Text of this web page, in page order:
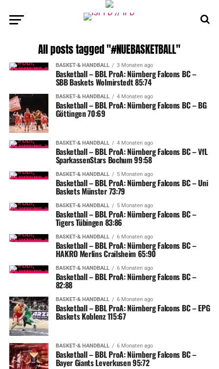
All posts tagged "#NUEBASKETBALL"
BASKET-& HANDBALL 3 Monaten ago
Basketball – BBL ProA: Nürnberg Falcons BC –
SBB Baskets Wolmirstedt 85:74
BASKET-& HANDBALL 4 Monaten ago
Basketball – BBL ProA: Nürnberg Falcons BC – BG
Göttingen 70:69
BASKET-& HANDBALL 4 Monaten ago
Basketball – BBL ProA: Nürnberg Falcons BC – VfL
SparkassenStars Bochum 99:58
BASKET-& HANDBALL 5 Monaten ago
Basketball – BBL ProA: Nürnberg Falcons BC – Uni
Baskets Münster 73:79
BASKET-& HANDBALL 5 Monaten ago
Basketball – BBL ProA: Nürnberg Falcons BC –
Tigers Tübingen 83:86
BASKET-& HANDBALL 6 Monaten ago
Basketball – BBL ProA: Nürnberg Falcons BC –
HAKRO Merlins Crailsheim 65:90
BASKET-& HANDBALL 6 Monaten ago
Basketball – BBL ProA: Nürnberg Falcons BC –
82:88
BASKET-& HANDBALL 6 Monaten ago
Basketball – BBL ProA: Nürnberg Falcons BC – EPG
Baskets Koblenz 115:67
BASKET-& HANDBALL 6 Monaten ago
Basketball – BBL ProA: Nürnberg Falcons BC –
Bayer Giants Leverkusen 95:72